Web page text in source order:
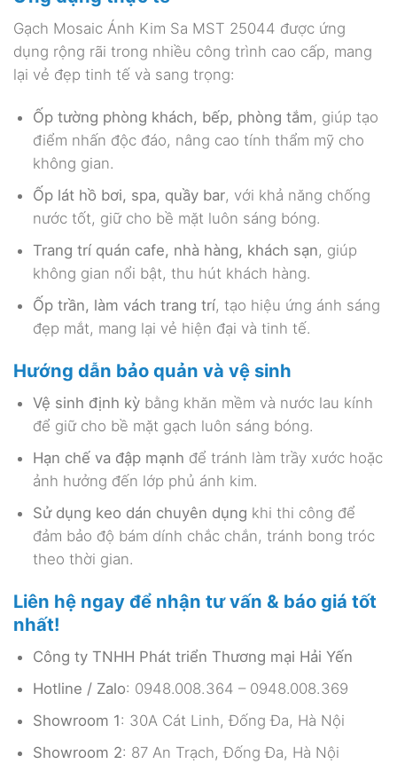
Gạch Mosaic Ánh Kim Sa MST 25044 được ứng
dụng rộng rãi trong nhiều công trình cao cấp, mang
lại vẻ đẹp tinh tế và sang trọng:
Ốp tường phòng khách, bếp, phòng tắm, giúp tạo
điểm nhấn độc đáo, nâng cao tính thẩm mỹ cho
không gian.
Ốp lát hồ bơi, spa, quầy bar, với khả năng chống
nước tốt, giữ cho bề mặt luôn sáng bóng.
Trang trí quán cafe, nhà hàng, khách sạn, giúp
không gian nổi bật, thu hút khách hàng.
Ốp trần, làm vách trang trí, tạo hiệu ứng ánh sáng
đẹp mắt, mang lại vẻ hiện đại và tinh tế.
Hướng dẫn bảo quản và vệ sinh
Vệ sinh định kỳbằng khăn mềm và nước lau kính
để giữ cho bề mặt gạch luôn sáng bóng.
Hạn chế va đập mạnh để tránh làm trầy xước hoặc
ảnh hưởng đến lớp phủ ánh kim.
Sử dụng keo dán chuyên dụng khi thi công để
đảm bảo độ bám dính chắc chắn, tránh bong tróc
theo thời gian.
Liên hệ ngay để nhận tư vấn & báo giá tốt
nhất!
Công ty TNHH Phát triển Thương mại Hải Yến
Hotline / Zalo: 0948.008.364 – 0948.008.369
Showroom 1: 30A Cát Linh, Đống Đa, Hà Nội
Showroom 2: 87 An Trạch, Đống Đa, Hà Nội